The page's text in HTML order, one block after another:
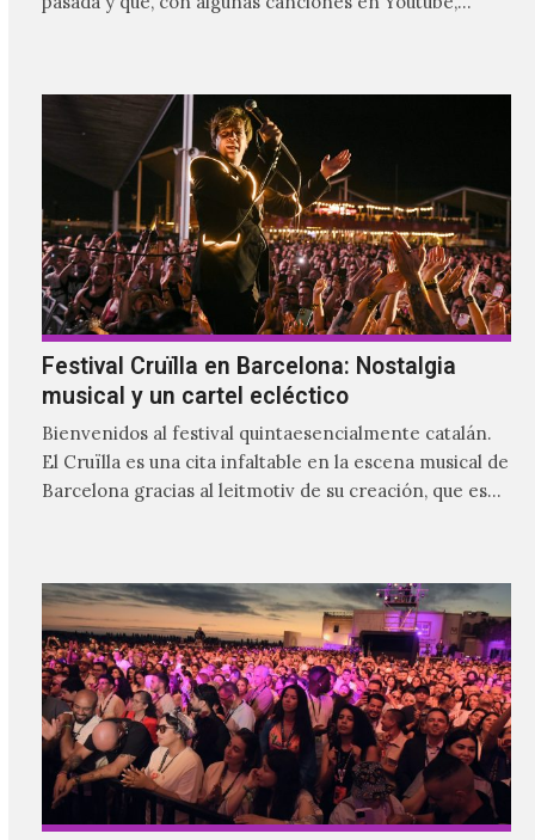
Festival Cruïlla en Barcelona: Nostalgia
musical y un cartel ecléctico
Bienvenidos al festival quintaesencialmente catalán.
El Cruïlla es una cita infaltable en la escena musical de
Barcelona gracias al leitmotiv de su creación, que es